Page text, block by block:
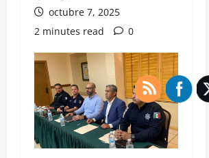
octubre 7, 2025
2 minutes read
0